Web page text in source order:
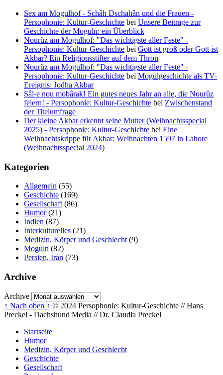
Sex am Mogulhof - Schâh Dschahân und die Frauen -
Persophonie: Kultur-Geschichte bei Unsere Beiträge zur
Geschichte der Moguln: ein Überblick
Nourûz am Mogulhof: "Das wichtigste aller Feste" -
Persophonie: Kultur-Geschichte bei Gott ist groß oder Gott ist
Akbar? Ein Religionsstifter auf dem Thron
Nourûz am Mogulhof: "Das wichtigste aller Feste" -
Persophonie: Kultur-Geschichte bei Mogulgeschichte als TV-
Ereignis: Jodha Akbar
Sâl-e nou mobârak! Ein gutes neues Jahr an alle, die Nourûz
feiern! - Persophonie: Kultur-Geschichte bei Zwischenstand
der Titelumfrage
Der kleine Akbar erkennt seine Mutter (Weihnachtsspecial
2025) - Persophonie: Kultur-Geschichte bei Eine
Weihnachtskrippe für Akbar: Weihnachten 1597 in Lahore
(Weihnachtsspecial 2024)
Kategorien
Allgemein (55)
Geschichte (169)
Gesellschaft (86)
Humor(21)
Indien (87)
Interkulturelles (21)
Medizin, Körper und Geschlecht (9)
Moguln (82)
Persien, Iran (73)
Archive
Archive
↑ Nach oben ↑ © 2024 Persophonie: Kultur-Geschichte // Hans
Preckel - Dachshund Media // Dr. Claudia Preckel
Startseite
Humor
Medizin, Körper und Geschlecht
Geschichte
Gesellschaft